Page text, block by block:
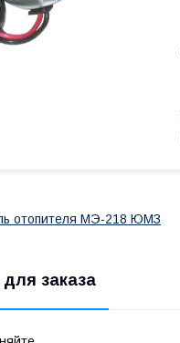
отопителя МЭ-218 ЮМЗ
заказа